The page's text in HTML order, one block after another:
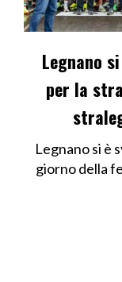
Legnano
per la
Legnano si è
giorno della